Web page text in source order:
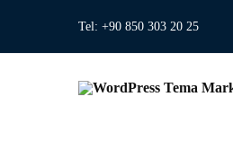
Tel: +90 850 303 20 25